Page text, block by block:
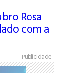
Rosa
com a
Publicidade